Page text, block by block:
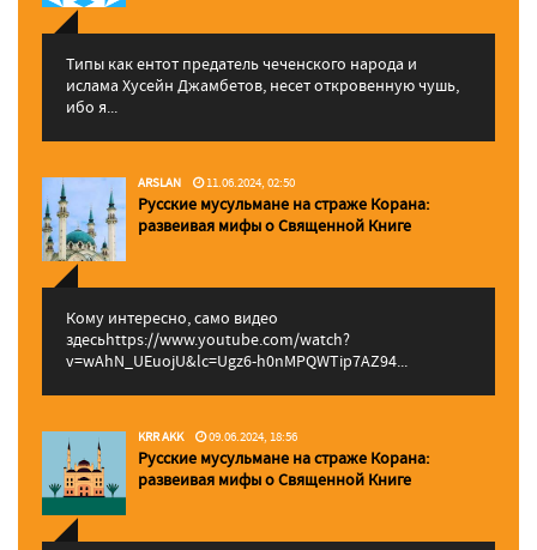
Типы как ентот предатель чеченского народа и
ислама Хусейн Джамбетов, несет откровенную чушь,
ибо я...
ARSLAN 11.06.2024, 02:50
Русские мусульмане на страже Корана:
pазвеивая мифы о Священной Книге
Кому интересно, само видео
здесьhttps://www.youtube.com/watch?
v=wAhN_UEuojU&lc=Ugz6-h0nMPQWTip7AZ94...
KRR AKK 09.06.2024, 18:56
Русские мусульмане на страже Корана:
pазвеивая мифы о Священной Книге